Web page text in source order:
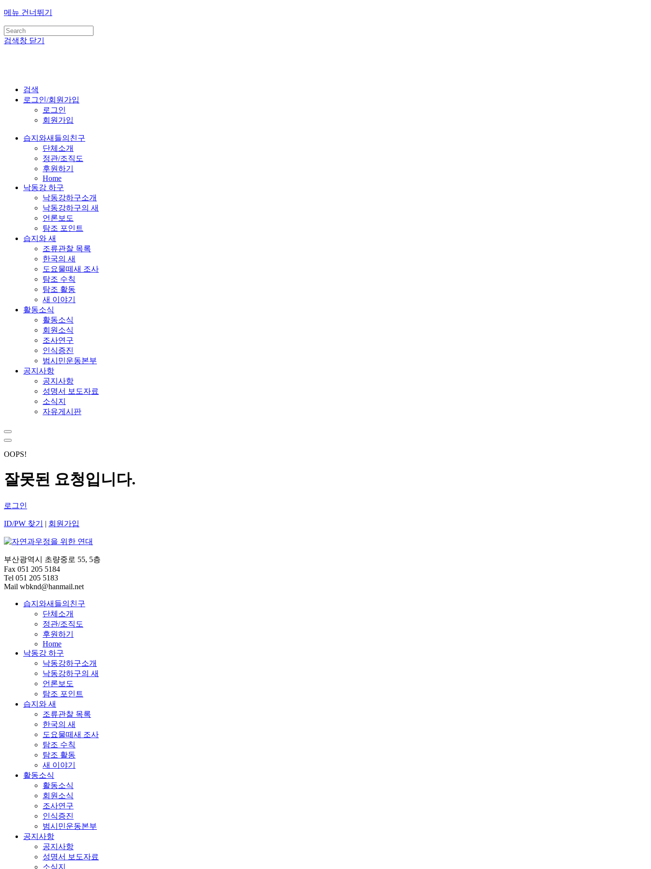
메뉴 건너뛰기
검색창 닫기
검색
로그인/회원가입
로그인
회원가입
습지와새들의친구
단체소개
정관/조직도
후원하기
Home
낙동강 하구
낙동강하구소개
낙동강하구의 새
언론보도
탐조 포인트
습지와 새
조류관찰 목록
한국의 새
도요물떼새 조사
탐조 수칙
탐조 활동
새 이야기
활동소식
활동소식
회원소식
조사연구
인식증진
범시민운동본부
공지사항
공지사항
성명서 보도자료
소식지
자유게시판
OOPS!
잘못된 요청입니다.
로그인
ID/PW 찾기 | 회원가입
부산광역시 초량중로 55, 5층
Fax 051 205 5184
Tel 051 205 5183
Mail wbknd@hanmail.net
습지와새들의친구
단체소개
정관/조직도
후원하기
Home
낙동강 하구
낙동강하구소개
낙동강하구의 새
언론보도
탐조 포인트
습지와 새
조류관찰 목록
한국의 새
도요물떼새 조사
탐조 수칙
탐조 활동
새 이야기
활동소식
활동소식
회원소식
조사연구
인식증진
범시민운동본부
공지사항
공지사항
성명서 보도자료
소식지